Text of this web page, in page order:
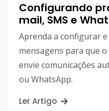
Configurando
mail, SMS e
Aprenda a configurar
mensagens para que
envie comunicações
ou WhatsApp.
Ler Artigo